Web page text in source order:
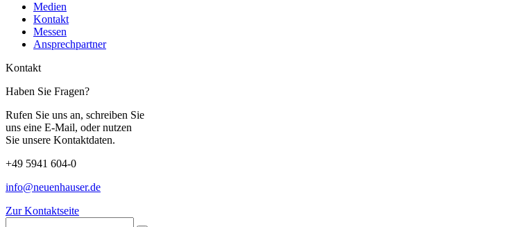
Medien
Kontakt
Messen
Ansprechpartner
Kontakt
Haben Sie Fragen?
Rufen Sie uns an, schreiben Sie
uns eine E-Mail, oder nutzen
Sie unsere Kontaktdaten.
+49 5941 604-0
info@neuenhauser.de
Zur Kontaktseite